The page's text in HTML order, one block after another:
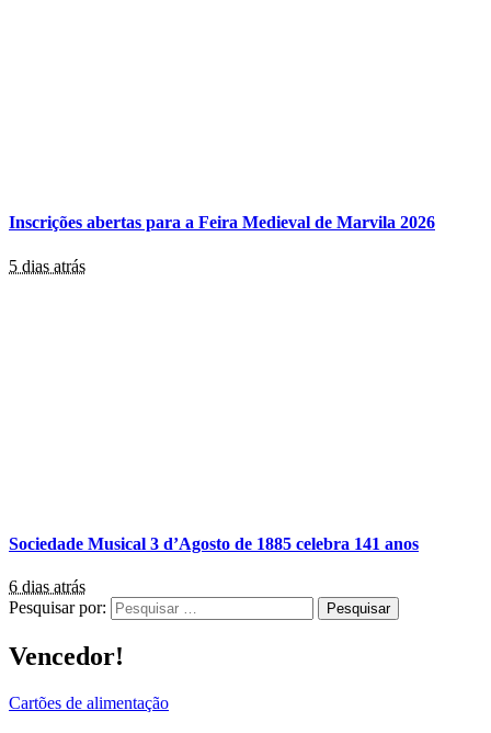
Inscrições abertas para a Feira Medieval de Marvila 2026
5 dias atrás
Sociedade Musical 3 d’Agosto de 1885 celebra 141 anos
6 dias atrás
Pesquisar por:
Vencedor!
Cartões de alimentação